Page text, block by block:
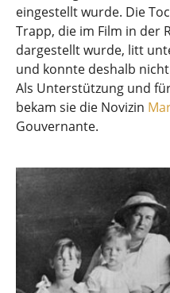
eingestellt wurde. Die
Trapp, die im Film in der
dargestellt wurde, litt
und konnte deshalb
Als Unterstützung und
bekam sie die Novizin
Gouvernante.